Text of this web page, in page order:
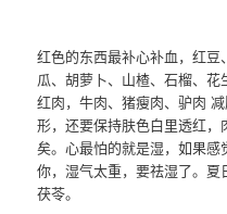
红色的东西最补心补血，红
瓜、胡萝卜、山楂、石榴、
红肉，牛肉、猪瘦肉、驴肉
形，还要保持肤色白里透红
矣。心最怕的就是湿，如果
你，湿气太重，要祛湿了。
茯苓。